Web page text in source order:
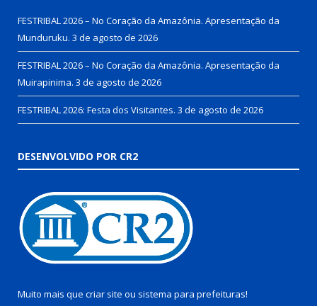
FESTRIBAL 2026 – No Coração da Amazônia. Apresentação da
Munduruku. 3 de agosto de 2026
FESTRIBAL 2026 – No Coração da Amazônia. Apresentação da
Muirapinima. 3 de agosto de 2026
FESTRIBAL 2026: Festa dos Visitantes. 3 de agosto de 2026
DESENVOLVIDO POR CR2
Muito mais que criar site ou sistema para prefeituras!